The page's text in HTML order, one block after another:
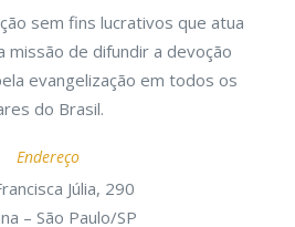
sem fins lucrativos que atua
missão de difundir a devoção
evangelização em todos os
do Brasil.
Endereço
Júlia, 290
– São Paulo/SP